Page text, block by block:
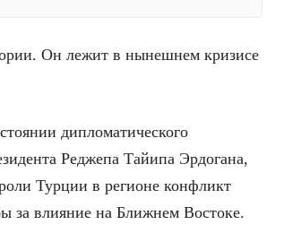
Он лежит в нынешнем кризисе
дипломатического
Реджепа Тайипа Эрдогана,
Турции в регионе конфликт
за влияние на Ближнем Востоке.